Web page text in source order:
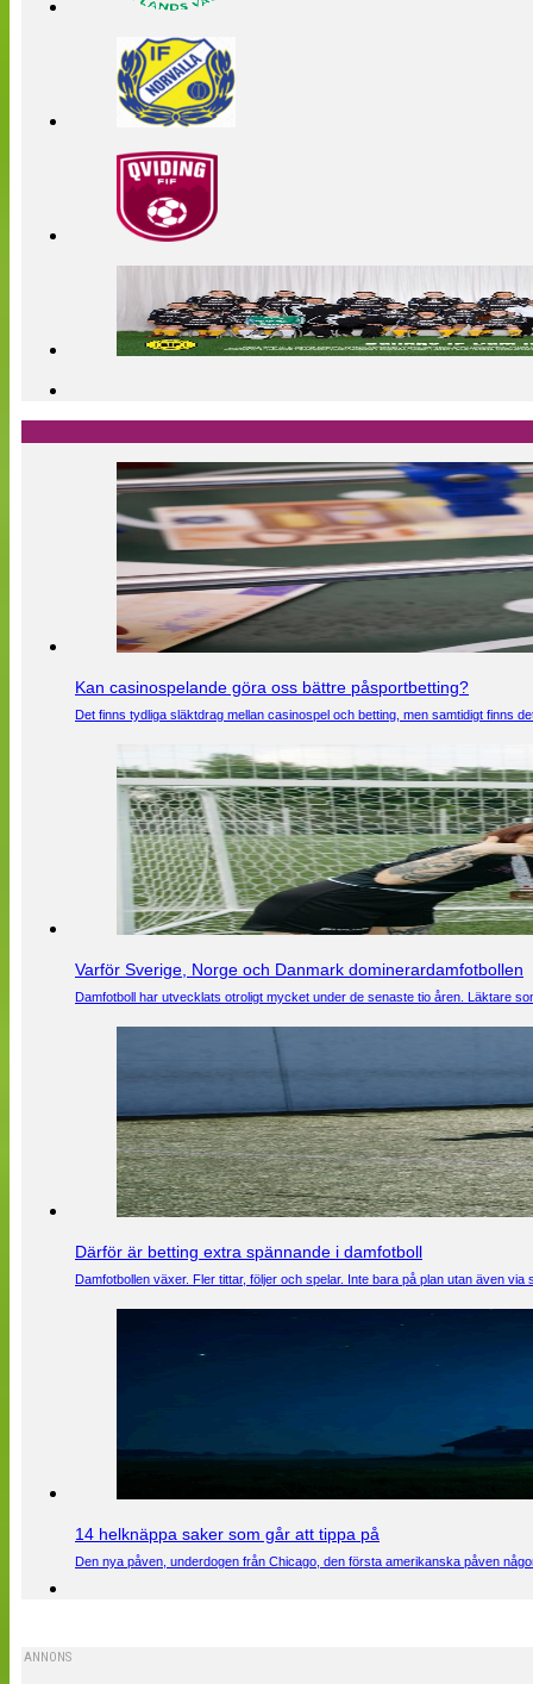
Kan casinospelande göra oss bättre påsportbetting?
Det finns tydliga släktdrag mellan casinospel och betting, men samtidigt finns
Varför Sverige, Norge och Danmark dominerardamfotbollen
Damfotboll har utvecklats otroligt mycket under de senaste tio åren. Läktare
Därför är betting extra spännande i damfotboll
Damfotbollen växer. Fler tittar, följer och spelar. Inte bara på plan utan även
14 helknäppa saker som går att tippa på
Den nya påven, underdogen från Chicago, den första amerikanska påven
ANNONS